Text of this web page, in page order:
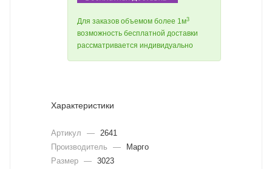
Для заказов объемом более 1м3
возможность бесплатной доставки
рассматривается индивидуально
Характеристики
Артикул —
2641
Производитель
—
Марго
Размер — 3023